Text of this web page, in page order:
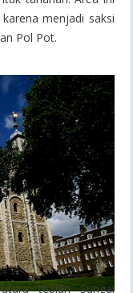
menjadi saksi
Pol Pot.
tepian Sungai